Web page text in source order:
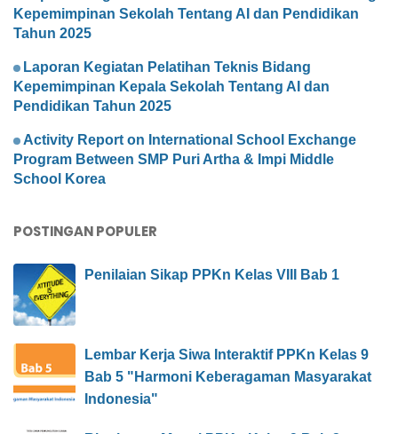
Kepemimpinan Sekolah Tentang AI dan Pendidikan
Tahun 2025
Laporan Kegiatan Pelatihan Teknis Bidang
Kepemimpinan Kepala Sekolah Tentang AI dan
Pendidikan Tahun 2025
Activity Report on International School Exchange
Program Between SMP Puri Artha & Impi Middle
School Korea
POSTINGAN POPULER
Penilaian Sikap PPKn Kelas VIII Bab 1
Lembar Kerja Siwa Interaktif PPKn Kelas 9
Bab 5 "Harmoni Keberagaman Masyarakat
Indonesia"